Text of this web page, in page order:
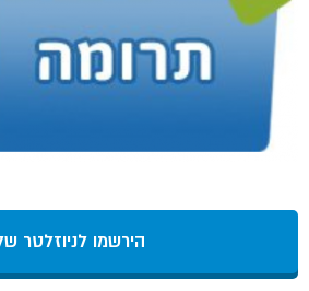
הירשמו לניוזלטר